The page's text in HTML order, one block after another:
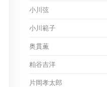
小川弦
小川範子
奥貫薫
粕谷吉洋
片岡孝太郎